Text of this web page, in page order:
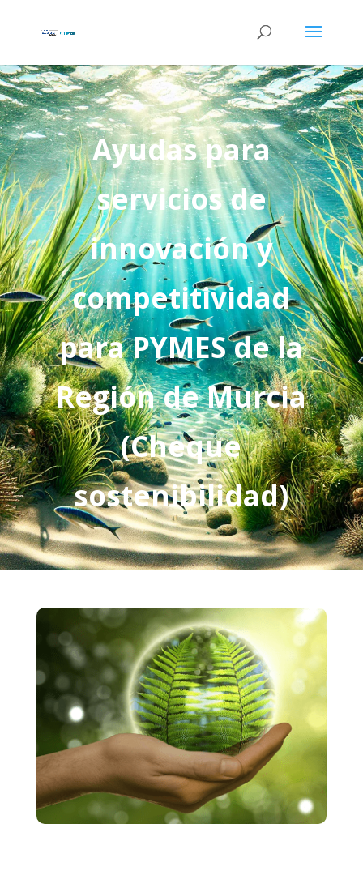
Ayudas para
servicios de
innovación y
competitividad
para PYMES de la
Región de Murcia
(Cheque
sostenibilidad)